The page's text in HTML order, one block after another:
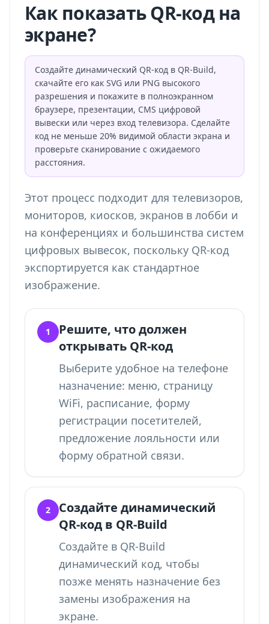
Как показать QR-код на
экране?
Создайте динамический QR-код в QR-Build,
скачайте его как SVG или PNG высокого
разрешения и покажите в полноэкранном
браузере, презентации, CMS цифровой
вывески или через вход телевизора. Сделайте
код не меньше 20% видимой области экрана и
проверьте сканирование с ожидаемого
расстояния.
Этот процесс подходит для телевизоров,
мониторов, киосков, экранов в лобби и
на конференциях и большинства систем
цифровых вывесок, поскольку QR-код
экспортируется как стандартное
изображение.
1
Решите, что должен
открывать QR-код
Выберите удобное на телефоне
назначение: меню, страницу
WiFi, расписание, форму
регистрации посетителей,
предложение лояльности или
форму обратной связи.
2
Создайте динамический
QR-код в QR-Build
Создайте в QR-Build
динамический код, чтобы
позже менять назначение без
замены изображения на
экране.